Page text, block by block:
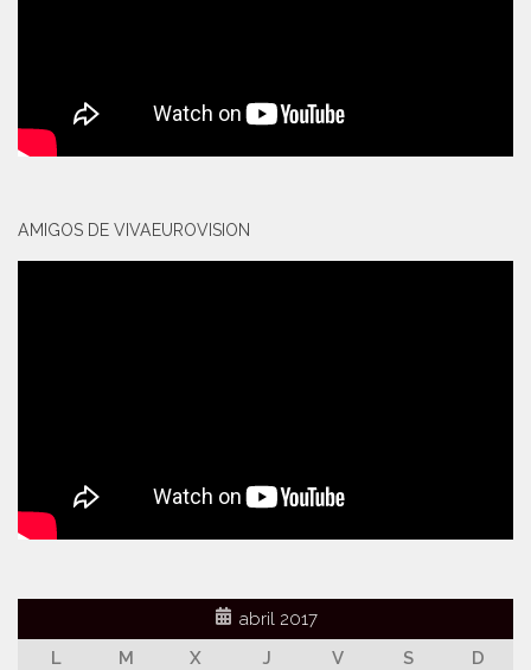
AMIGOS DE VIVAEUROVISION
abril 2017
L
M X J V S
D